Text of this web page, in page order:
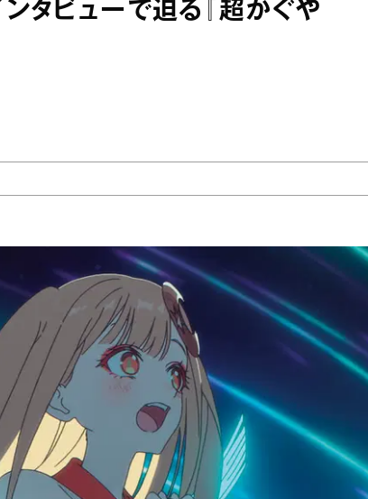
タビューで迫る『超かぐや